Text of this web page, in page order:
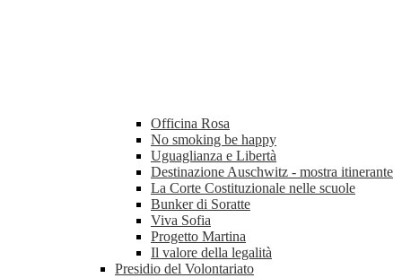
Officina Rosa
No smoking be happy
Uguaglianza e Libertà
Destinazione Auschwitz - mostra itinerante
La Corte Costituzionale nelle scuole
Bunker di Soratte
Viva Sofia
Progetto Martina
Il valore della legalità
Presidio del Volontariato